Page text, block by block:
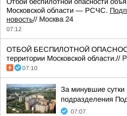
Московской области — РСЧС.
новость// Москва 24
07:12
ОТБОЙ БЕСПИЛОТНОЙ
территории Московской области.//
07:10
За минувшие
подразделения
07:07